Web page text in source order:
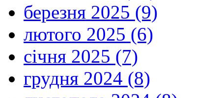
березня 2025 (9)
лютого 2025 (6)
січня 2025 (7)
грудня 2024 (8)